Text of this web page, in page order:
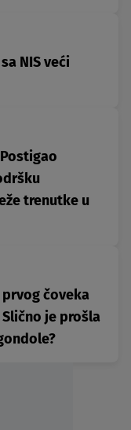
NIS veći
trenutke u
čoveka
Slično je prošla